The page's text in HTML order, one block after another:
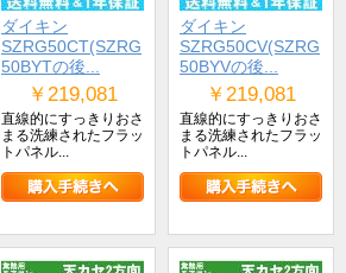
ダイキン
SZRG50CT(SZRG
50BYTの後...
￥219,081
直線的にすっきりおさ
まる洗練されたフラッ
トパネル...
ダイキン
SZRG50CV(SZRG
50BYVの後...
￥219,081
直線的にすっきりおさ
まる洗練されたフラッ
トパネル...